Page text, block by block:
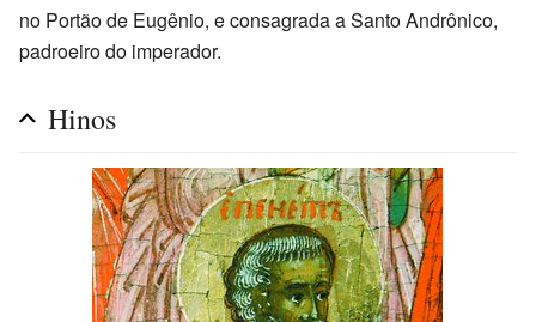
no Portão de Eugênio, e consagrada a Santo Andrônico,
padroeiro do imperador.
Hinos